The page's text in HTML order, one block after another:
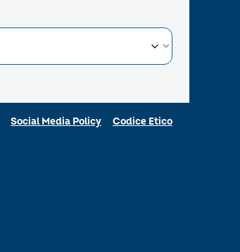
Social Media Policy Codice Etico